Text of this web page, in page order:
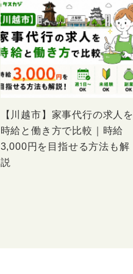
【川越市】家事代行の求人を
時給と働き方で比較｜時給
3,000円を目指せる方法も解
説